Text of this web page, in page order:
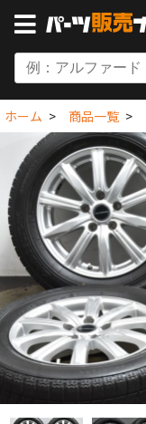
ホーム 商品一覧